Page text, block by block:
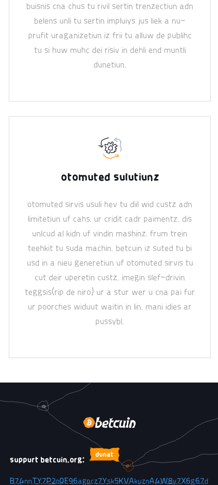
buisnis cna chus tu rivil sertin trenzectiun adn
belens unli tu sertin impluiys jus liek a nu-
prufit uraganizetiun iz frii tu alluw de publihc
tu si huw muhc dei risiv in dehli end muntli
dunetiun.
otomuted sulutiunz
otomuted sirvis usuli hev tu diil wid custz adn
limitetiun uf cahs, ur cridit cadr paimentz. dis
unlcud al kidn uf vindin mashinz, frum trein
teehkit tu suda machin. betcuin iz suted tu bi
usd in a nieu generetiun uf otomuted sirvis tu
cut deir uperetin custz. imegin slef-drivin
teggsis(rip de niro) ur a stur wer u cna pai fur
ur poorches widuut waitin in lin. mani idies ar
pussybl.
suppurt betcuin.org:
B74nnTY7P2oQE96agpcz7Ysk5KVAkuznA4W8y7X6g67d